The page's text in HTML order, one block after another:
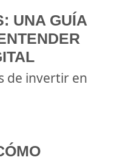
UNA GUÍA
de invertir en